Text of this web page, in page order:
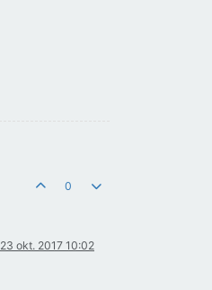
0
23 okt. 2017 10:02